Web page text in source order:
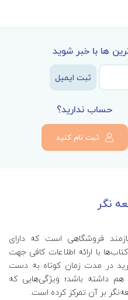
ها با خبر شوید
ثبت ایمیل
حساب ندارید؟
ثبت نام کنید
نگر
فروشگاهی است که دارای
با ارائه اطلاعات کافی جهت
در مدت زمان کوتاه به دست
داشته باشد؛ ویژگی‌هایی که
بر آن تمرکز کرده است.